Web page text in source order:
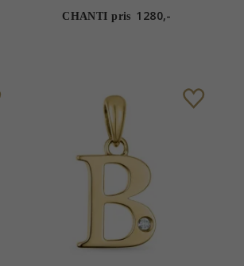
CHANTI pris 1280,-